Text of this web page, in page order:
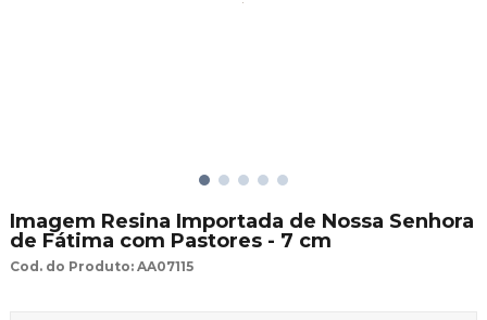
Imagem Resina Importada de Nossa Senhora
de Fátima com Pastores - 7 cm
Cod. do Produto: AA07115